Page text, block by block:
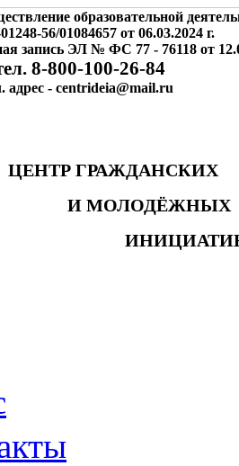
образовательной
56/01084657 от 06.03.2024 г.
запись ЭЛ № ФС 77 - 76118 от
8-800-100-26-84
адрес - centrideia@mail.ru
ЦЕНТР
И